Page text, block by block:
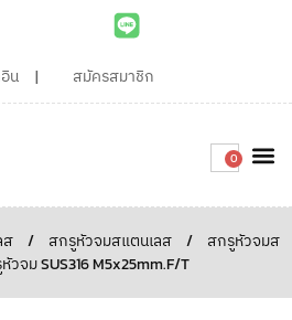
น สมัครสมาชิก
0
ส / สกรูหัวจมสแตนเลส /
สกรูหัวจมส
วจม SUS316 M5x25mm.F/T